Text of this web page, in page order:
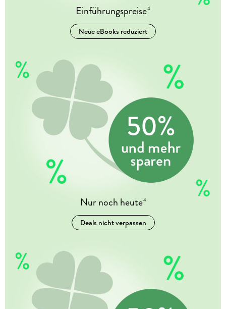
Einführungspreise4
Neue eBooks reduziert
Nur noch heute4
Deals nicht verpassen